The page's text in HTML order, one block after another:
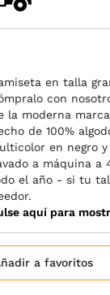
en talla
con
la moderna
de 100%
en negro
a máquina a
el año - si tu
aquí para
a favoritos